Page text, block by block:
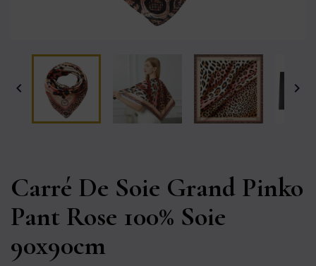
 
Carré De Soie Grand Pinko
Pant Rose 100% Soie
90x90cm